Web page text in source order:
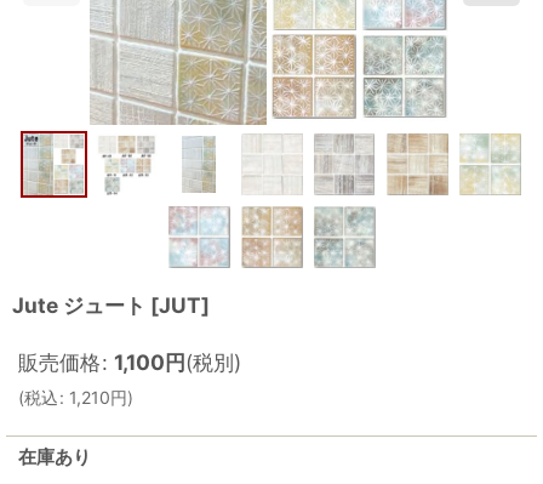
Jute ジュート [JUT]
販売価格: 1,100円(税別)
(税込: 1,210円)
在庫あり